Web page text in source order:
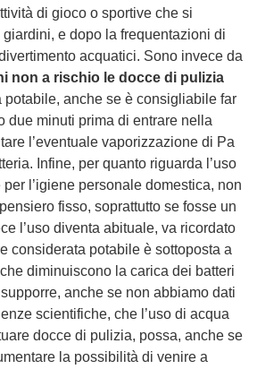
di gioco o sportive che si
e dopo la frequentazioni di
acquatici. Sono invece da
non a rischio le docce di pulizia
potabile, anche se è consigliabile far
due minuti prima di entrare nella
l’eventuale vaporizzazione di Pa
Infine, per quanto riguarda l’uso
l’igiene personale domestica, non
fisso, soprattutto se fosse un
l’uso diventa abituale, va ricordato
considerata potabile è sottoposta a
diminuiscono la carica dei batteri
anche se non abbiamo dati
scientifiche, che l’uso di acqua
docce di pulizia, possa, anche se
la possibilità di venire a